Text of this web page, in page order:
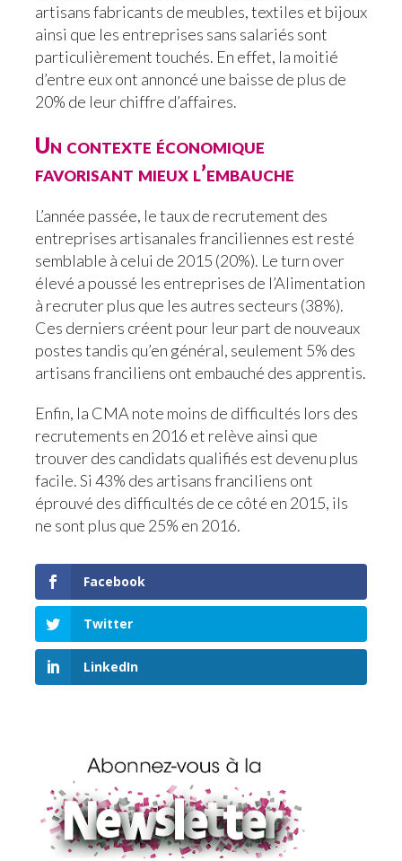
artisans fabricants de meubles, textiles et bijoux
ainsi que les entreprises sans salariés sont
particulièrement touchés. En effet, la moitié
d’entre eux ont annoncé une baisse de plus de
20% de leur chiffre d’affaires.
Un contexte économique
favorisant mieux l’embauche
L’année passée, le taux de recrutement des
entreprises artisanales franciliennes est resté
semblable à celui de 2015 (20%). Le turn over
élevé a poussé les entreprises de l’Alimentation
à recruter plus que les autres secteurs (38%).
Ces derniers créent pour leur part de nouveaux
postes tandis qu’en général, seulement 5% des
artisans franciliens ont embauché des apprentis.
Enfin, la CMA note moins de difficultés lors des
recrutements en 2016 et relève ainsi que
trouver des candidats qualifiés est devenu plus
facile. Si 43% des artisans franciliens ont
éprouvé des difficultés de ce côté en 2015, ils
ne sont plus que 25% en 2016.
Facebook
Twitter
LinkedIn